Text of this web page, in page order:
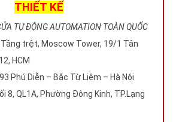
THIẾT KẾ
TỰ ĐỘNG AUTOMATION TOÀN QUỐC
Tầng trệt, Moscow Tower, 19/1 Tân
HCM
Phú Diễn – Bắc Từ Liêm – Hà Nội
8, QL1A, Phường Đông Kinh, TP.Lạng